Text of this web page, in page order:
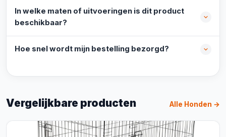
In welke maten of uitvoeringen is dit product
beschikbaar?
Hoe snel wordt mijn bestelling bezorgd?
Vergelijkbare producten Alle Honden →